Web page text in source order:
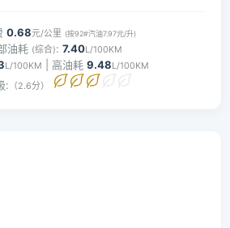
0.68元/公里 (按92#汽油7.97元/升)
油耗 (综合): 7.40L/100KM
L/100KM | 高油耗 9.48L/100KM
: （2.6分）